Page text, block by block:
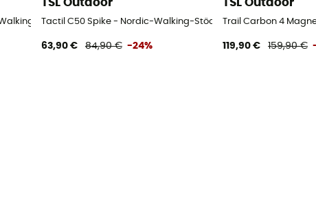
Stöcke
Tactil C50 Spike - Nordic-Walking-Stöcke
63,90 € 84,90 € -24%
Trail Carbon 4
119,90 € 159,90 €